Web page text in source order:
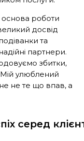
основа роботи
досвід
та
партнери.
збитки,
Мій улюблений
не те що впав, а
серед